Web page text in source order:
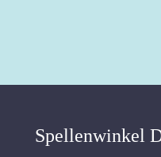
Spellenwinkel